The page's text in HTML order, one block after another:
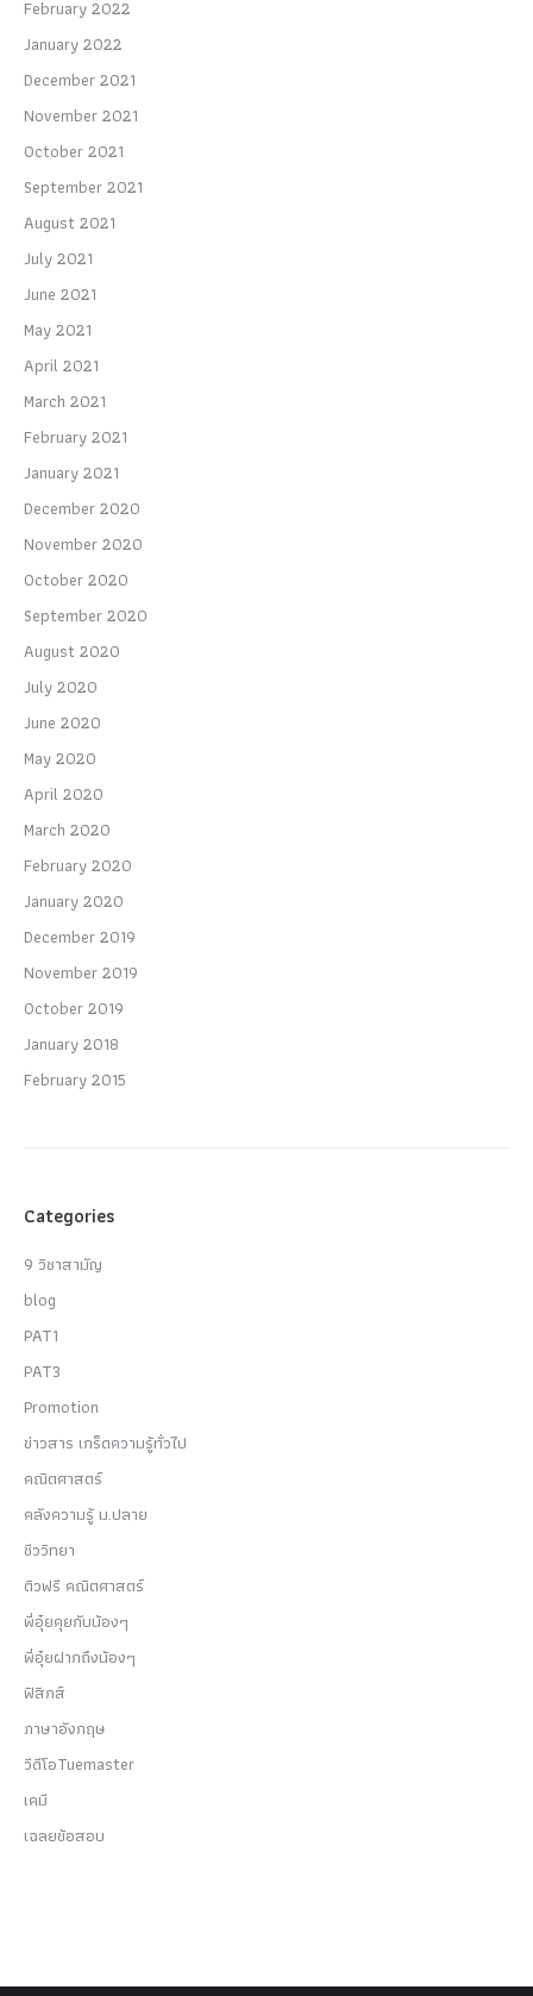
February 2022
January 2022
December 2021
November 2021
October 2021
September 2021
August 2021
July 2021
June 2021
May 2021
April 2021
March 2021
February 2021
January 2021
December 2020
November 2020
October 2020
September 2020
August 2020
July 2020
June 2020
May 2020
April 2020
March 2020
February 2020
January 2020
December 2019
November 2019
October 2019
January 2018
February 2015
Categories
9 วิชาสามัญ
blog
PAT1
PAT3
Promotion
ข่าวสาร เกร็ดความรู้ทั่วไป
คณิตศาสตร์
คลังความรู้ ม.ปลาย
ชีววิทยา
ติวฟรี คณิตศาสตร์
พี่อุ๋ยคุยกับน้องๆ
พี่อุ๋ยฝากถึงน้องๆ
ฟิสิกส์
ภาษาอังกฤษ
วีดีโอTuemaster
เคมี
เฉลยข้อสอบ